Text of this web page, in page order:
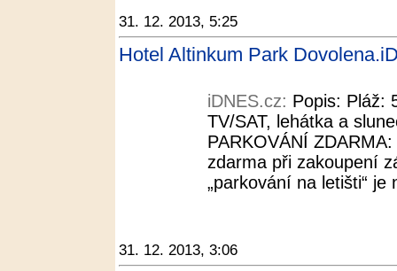
31. 12. 2013, 5:25
Hotel Altinkum Park
iDNES.cz: Popis: Pláž:
TV/SAT, lehátka a
PARKOVÁNÍ
zdarma při zakoupení
„parkování na letišti“
31. 12. 2013, 3:06